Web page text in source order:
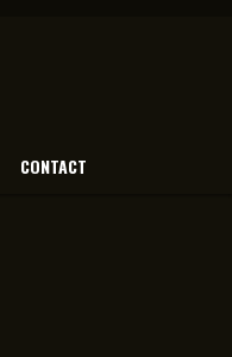
CONTACT